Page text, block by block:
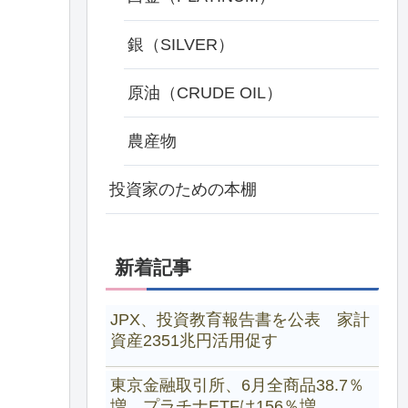
銀（SILVER）
原油（CRUDE OIL）
農産物
投資家のための本棚
新着記事
JPX、投資教育報告書を公表 家計
資産2351兆円活用促す
東京金融取引所、6月全商品38.7％